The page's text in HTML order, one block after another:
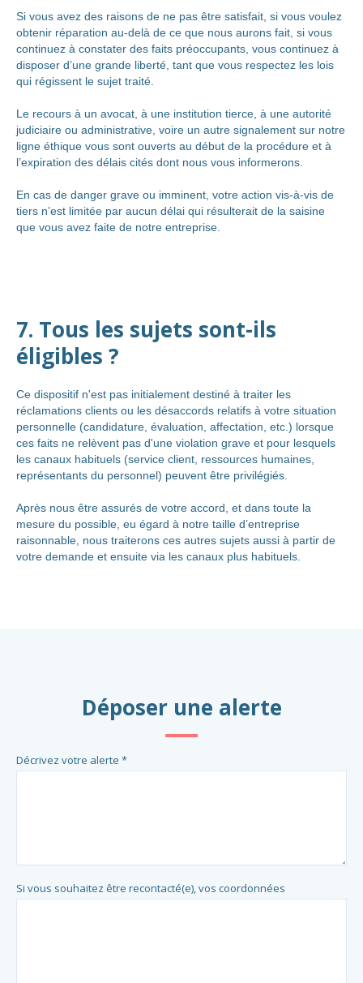
Si vous avez des raisons de ne pas être satisfait, si vous voulez
obtenir réparation au-delà de ce que nous aurons fait, si vous
continuez à constater des faits préoccupants, vous continuez à
disposer d’une grande liberté, tant que vous respectez les lois
qui régissent le sujet traité.
Le recours à un avocat, à une institution tierce, à une autorité
judiciaire ou administrative, voire un autre signalement sur notre
ligne éthique vous sont ouverts au début de la procédure et à
l’expiration des délais cités dont nous vous informerons.
En cas de danger grave ou imminent, votre action vis-à-vis de
tiers n’est limitée par aucun délai qui résulterait de la saisine
que vous avez faite de notre entreprise.
7. Tous les sujets sont-ils
éligibles ?
Ce dispositif n'est pas initialement destiné à traiter les
réclamations clients ou les désaccords relatifs à votre situation
personnelle (candidature, évaluation, affectation, etc.) lorsque
ces faits ne relèvent pas d'une violation grave et pour lesquels
les canaux habituels (service client, ressources humaines,
représentants du personnel) peuvent être privilégiés.
Après nous être assurés de votre accord, et dans toute la
mesure du possible, eu égard à notre taille d’entreprise
raisonnable, nous traiterons ces autres sujets aussi à partir de
votre demande et ensuite via les canaux plus habituels.
Déposer une alerte
Décrivez votre alerte *
Si vous souhaitez être recontacté(e), vos coordonnées